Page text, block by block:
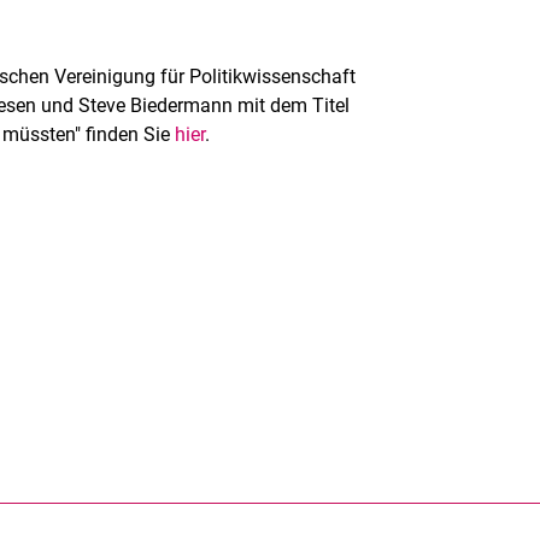
Vereinigung für Politikwissenschaft
und Steve Biedermann mit dem Titel
finden Sie hier.
Link, öffnet neues Fenster)
(externer Link, öffnet neues Fenster)